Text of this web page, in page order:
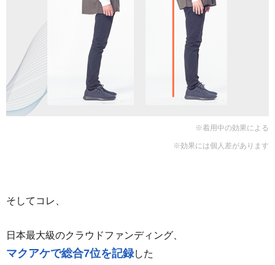
※着用中の効果による
※効果には個人差があります
そしてコレ、
日本最大級のクラウドファンディング、
マクアケで総合7位を記録した